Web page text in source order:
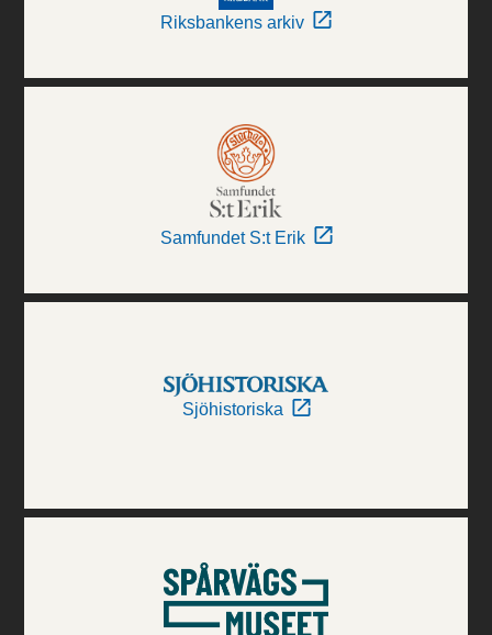
Riksbankens arkiv
Samfundet S:t Erik
Sjöhistoriska